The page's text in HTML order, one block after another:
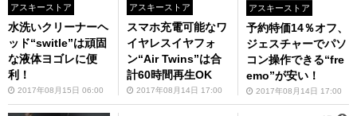
アスキーストア
水洗いクリーナーヘ
ッド“switle”は頑固
な液体ヨゴレに便
利！
2017年08月15日 06:00
アスキーストア
スマホ充電可能なワ
イヤレスイヤフォ
ン“Air Twins”は合
計60時間再生OK
2017年08月14日 17:00
アスキーストア
予約特価14％オフ、
ジェスチャーでパソ
コン操作できる“fre
emo”が安い！
2017年08月14日 17:00